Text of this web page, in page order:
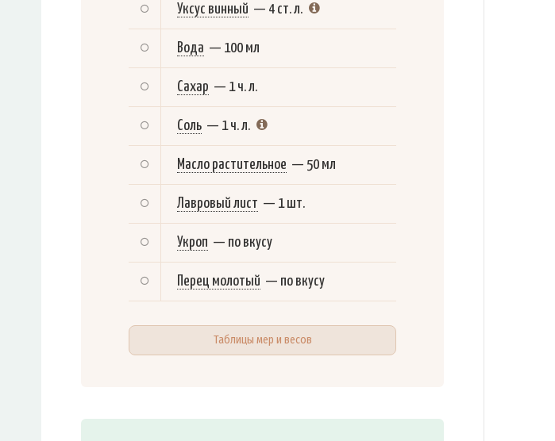
Уксус винный — 4 ст. л.
Вода — 100 мл
Сахар — 1 ч. л.
Соль — 1 ч. л.
Масло растительное — 50 мл
Лавровый лист — 1 шт.
Укроп — по вкусу
Перец молотый — по вкусу
Таблицы мер и весов